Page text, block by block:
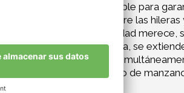
hacemos todo lo posible para
solemos sembrar entre las hileras
preservar la biodiversidad merece,
cuando, en primavera, se
que florecen
almendras en el campo de
ello.